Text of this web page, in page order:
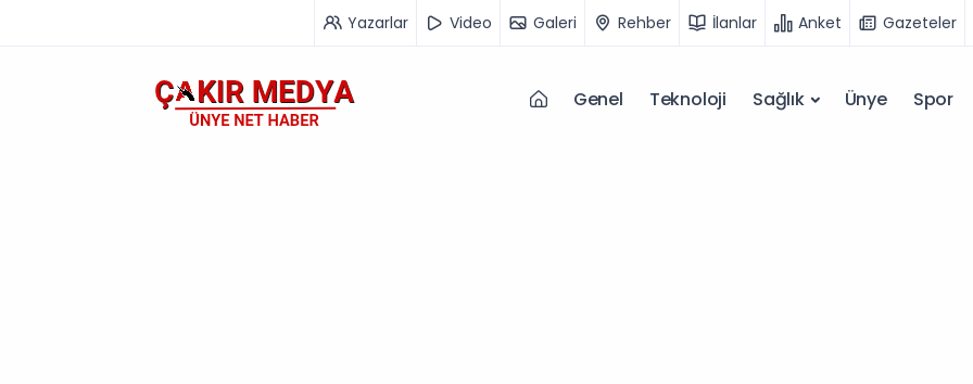
Yazarlar Video Galeri Rehber İlanlar Anket Gazeteler
Genel Teknoloji Sağlık Ünye Spor